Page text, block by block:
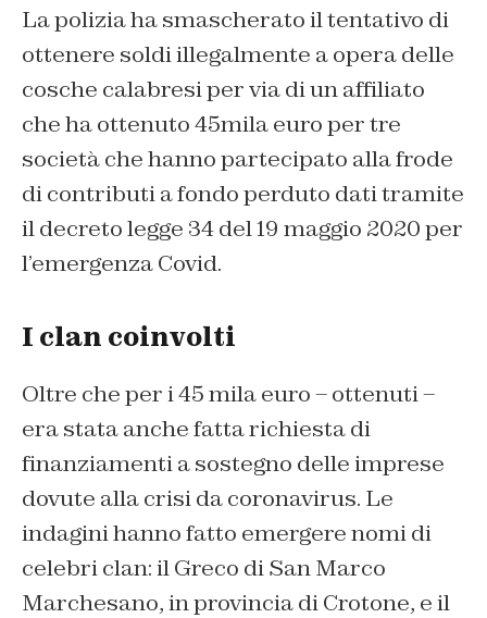
La polizia ha smascherato il tentativo di
ottenere soldi illegalmente a opera delle
cosche calabresi per via di un affiliato
che ha ottenuto 45mila euro per tre
società che hanno partecipato alla frode
di contributi a fondo perduto dati tramite
il decreto legge 34 del 19 maggio 2020 per
l’emergenza Covid.
I clan coinvolti
Oltre che per i 45 mila euro – ottenuti –
era stata anche fatta richiesta di
finanziamenti a sostegno delle imprese
dovute alla crisi da coronavirus. Le
indagini hanno fatto emergere nomi di
celebri clan: il Greco di San Marco
Marchesano, in provincia di Crotone, e il